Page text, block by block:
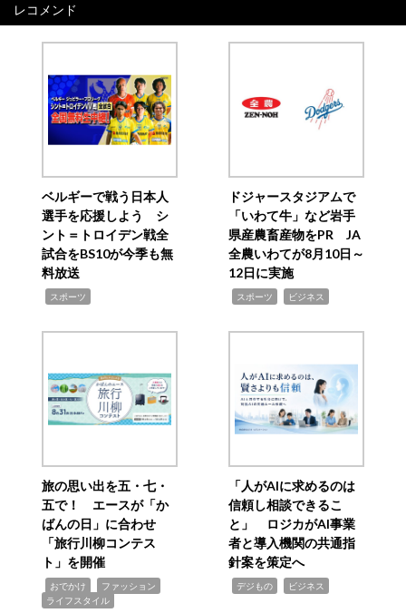
レコメンド
ベルギーで戦う日本人
選手を応援しよう シ
ント＝トロイデン戦全
試合をBS10が今季も無
料放送
スポーツ
ドジャースタジアムで
「いわて牛」など岩手
県産農畜産物をPR JA
全農いわてが8月10日～
12日に実施
スポーツ ビジネス
旅の思い出を五・七・
五で！ エースが「か
ばんの日」に合わせ
「旅行川柳コンテス
ト」を開催
おでかけ ファッション
ライフスタイル
「人がAIに求めるのは
信頼し相談できるこ
と」 ロジカがAI事業
者と導入機関の共通指
針案を策定へ
デジもの ビジネス